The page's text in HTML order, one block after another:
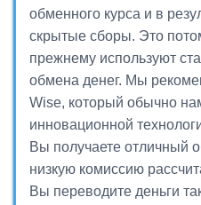
обменного курса и в
скрытые сборы. Это
прежнему используют
обмена денег. Мы
Wise, который обычно
инновационной
Вы получаете отличный
низкую комиссию
Вы переводите деньги